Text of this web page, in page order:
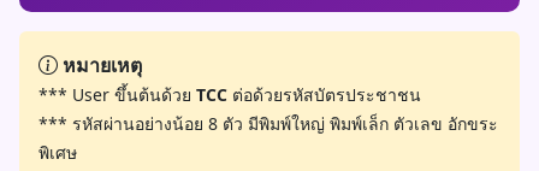
หมายเหตุ
*** User ขึ้นต้นด้วย TCC ต่อด้วยรหัสบัตรประชาชน
*** รหัสผ่านอย่างน้อย 8 ตัว มีพิมพ์ใหญ่ พิมพ์เล็ก ตัวเลข อักขระ
พิเศษ